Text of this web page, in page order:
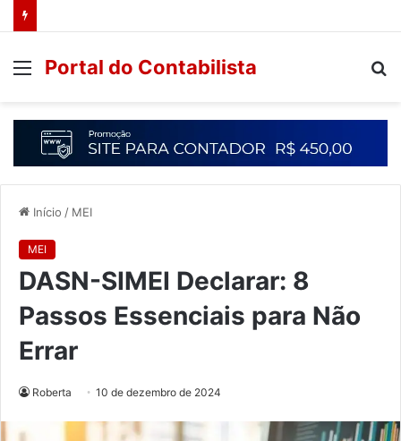
Portal do Contabilista
Início / MEI
MEI
DASN-SIMEI Declarar: 8
Passos Essenciais para Não
Errar
Roberta 10 de dezembro de 2024